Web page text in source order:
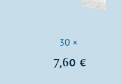
30 ×
7,60 €